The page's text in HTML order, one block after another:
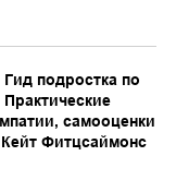
подростка по
самооценки
Фитцсаймонс